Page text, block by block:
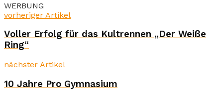
WERBUNG
vorheriger Artikel
Voller Erfolg für das Kultrennen „Der Weiße
Ring“
nächster Artikel
10 Jahre Pro Gymnasium